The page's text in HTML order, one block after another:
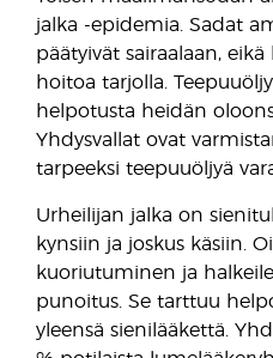
jalka -epidemia. Sadat
päätyivät sairaalaan,
hoitoa tarjolla.
helpotusta heidän
Yhdysvallat ovat
tarpeeksi teepuuöljyä
Urheilijan jalka on
kynsiin ja joskus käsiin.
kuoriutuminen ja
punoitus. Se tarttuu
yleensä sienilääkettä.